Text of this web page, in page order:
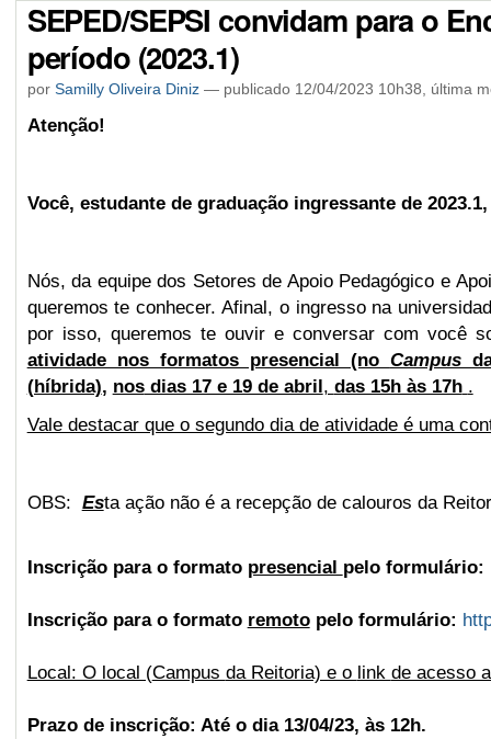
SEPED/SEPSI convidam para o
período (2023.1)
por Samilly Oliveira Diniz— publicado12/04/2023 10h38, última
Atenção!
Você, estudante de graduaçãoingressante de 2023.1
Nós, da equipedos Setoresde Apoio Pedagógico e
queremos te conhecer. Afinal, o ingresso na
por isso, queremos te ouvir e conversar com você
atividade nos formatos presencial (no Campus
(híbrida), nosdias 17 e 19 de abril, das 15h às 17h .
Vale destacar que o segundo dia de atividade é uma
OBS: Esta ação não é a recepção de calouros da
Inscrição para o formato presencial pelo formulário:
Inscrição para o formato remotopelo formulário:
Local: O local (Campus da Reitoria) e o link de acesso
Prazo de inscrição: Até o dia 13/04/23, às 12h.